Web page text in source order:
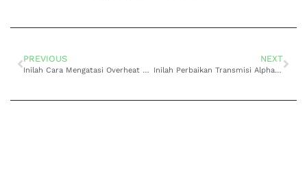
PREVIOUS
Inilah Cara Mengatasi Overheat Transmisi Avanza Matic
NEXT
Inilah Perbaikan Transmisi Alphard Yang Wajib Diketahui